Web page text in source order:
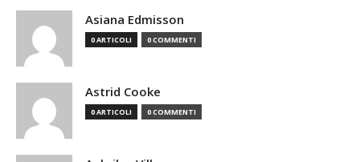
Asiana Edmisson
0 ARTICOLI 0 COMMENTI
Astrid Cooke
0 ARTICOLI 0 COMMENTI